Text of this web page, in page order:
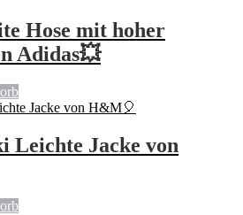
Hose mit hoher
Adidas💥
Leichte Jacke von